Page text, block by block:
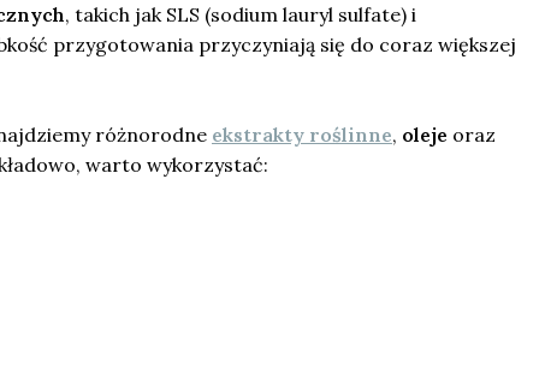
, takich jak SLS (sodium lauryl sulfate) i
przygotowania przyczyniają się do coraz większej
różnorodne ekstrakty roślinne, oleje oraz
warto wykorzystać: